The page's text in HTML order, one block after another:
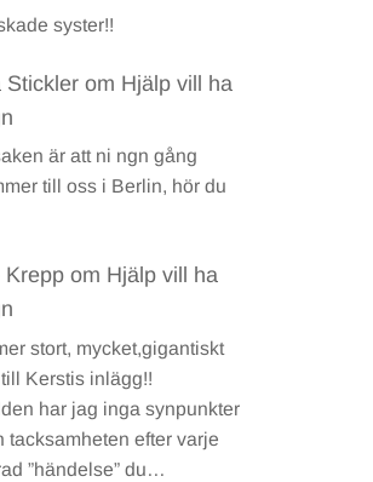
syster!!
Stickler om Hjälp vill ha
är att ni ngn gång
till oss i Berlin, hör du
Krepp om Hjälp vill ha
stort, mycket,gigantiskt
Kerstis inlägg!!
har jag inga synpunkter
tacksamheten efter varje
”händelse” du…